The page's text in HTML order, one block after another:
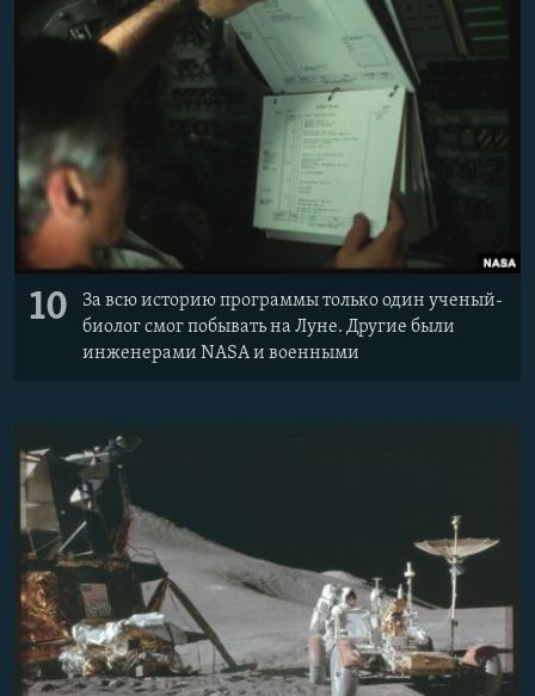
10
За всю историю программы только один ученый-
биолог смог побывать на Луне. Другие были
инженерами NASA и военными